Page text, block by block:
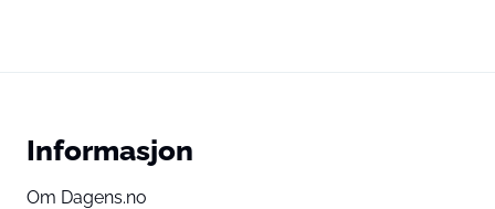
Informasjon
Om Dagens.no